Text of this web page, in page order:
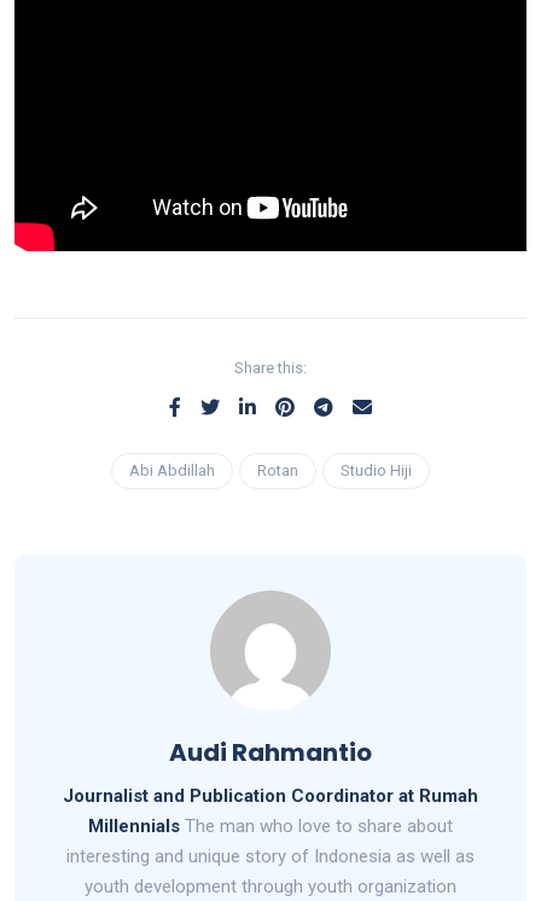
Share this:
Abi Abdillah Rotan Studio Hiji
Audi Rahmantio
Journalist and Publication Coordinator at Rumah
Millennials The man who love to share about
interesting and unique story of Indonesia as well as
youth development through youth organization